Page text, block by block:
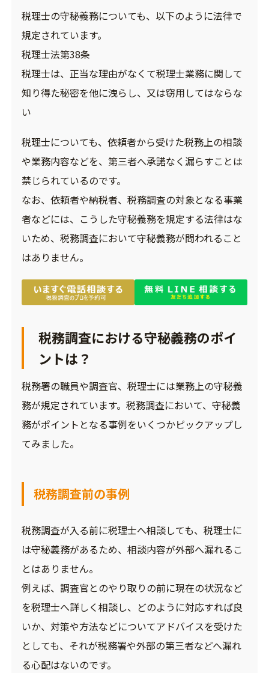
税理士の守秘義務についても、以下のように法律で
規定されています。
税理士法第38条
税理士は、正当な理由がなくて税理士業務に関して
知り得た秘密を他に洩らし、又は窃用してはならな
い
税理士についても、依頼者から受けた税務上の相談
や業務内容などを、第三者へ承諾なく漏らすことは
禁じられているのです。
なお、依頼者や納税者、税務調査の対象となる事業
者などには、こうした守秘義務を規定する法律はな
いため、税務調査において守秘義務が問われること
はありません。
税務調査における守秘義務のポイ
ントは？
税務署の職員や調査官、税理士には業務上の守秘義
務が規定されています。税務調査において、守秘義
務がポイントとなる事例をいくつかピックアップし
てみました。
税務調査前の事例
税務調査が入る前に税理士へ相談しても、税理士に
は守秘義務があるため、相談内容が外部へ漏れるこ
とはありません。
例えば、調査官とのやり取りの前に現在の状況など
を税理士へ詳しく相談し、どのように対応すれば良
いか、対策や方法などについてアドバイスを受けた
としても、それが税務署や外部の第三者などへ漏れ
る心配はないのです。